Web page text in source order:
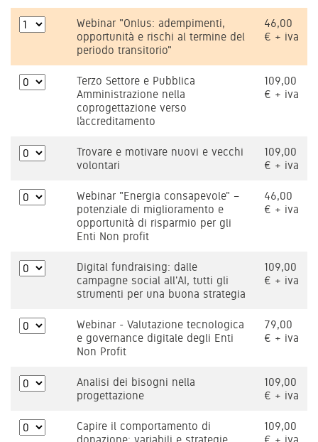
Webinar "Onlus: adempimenti,
opportunità e rischi al termine del
periodo transitorio"
46,00
€ + iva
Terzo Settore e Pubblica
Amministrazione nella
coprogettazione verso
l’accreditamento
109,00
€ + iva
Trovare e motivare nuovi e vecchi
volontari
109,00
€ + iva
Webinar "Energia consapevole" –
potenziale di miglioramento e
opportunità di risparmio per gli
Enti Non profit
46,00
€ + iva
Digital fundraising: dalle
campagne social all'AI, tutti gli
strumenti per una buona strategia
109,00
€ + iva
Webinar - Valutazione tecnologica
e governance digitale degli Enti
Non Profit
79,00
€ + iva
Analisi dei bisogni nella
progettazione
109,00
€ + iva
Capire il comportamento di
109,00